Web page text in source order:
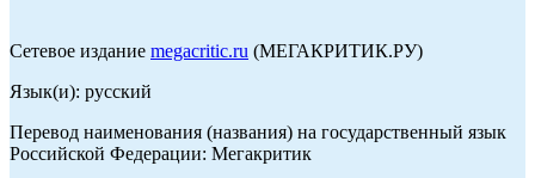
Сетевое издание megacritic.ru (МЕГАКРИТИК.РУ)
Язык(и): русский
Перевод наименования (названия) на государственный язык
Российской Федерации: Мегакритик